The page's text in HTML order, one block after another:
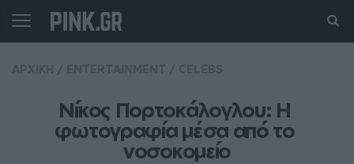
Νίκος Πορτοκάλογλου: H
φωτογραφία μέσα από το
νοσοκομείο